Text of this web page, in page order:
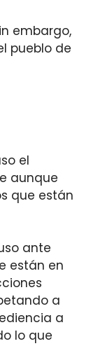
embargo,
pueblo de
el
aunque
que están
ante
están en
a
a
lo que